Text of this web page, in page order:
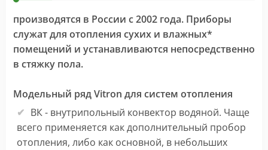
производятся в России с 2002 года. Приборы
служат для отопления сухих и влажных*
помещений и устанавливаются непосредственно
в стяжку пола.
Модельный ряд Vitron для систем отопления
ВК - внутрипольный конвектор водяной. Чаще
всего применяется как дополнительный пробор
отопления, либо как основной, в небольших